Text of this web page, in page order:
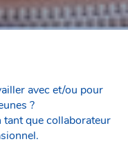
avec et/ou pour
?
tant que collaborateur